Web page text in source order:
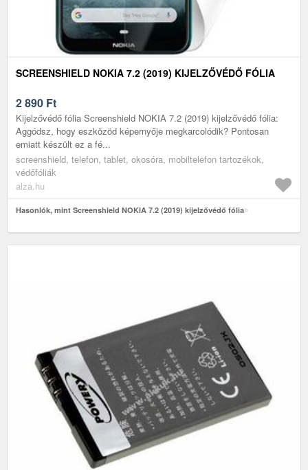
SCREENSHIELD NOKIA 7.2 (2019) KIJELZŐVÉDŐ FÓLIA
2 890 Ft
Kijelzővédő fólia Screenshield NOKIA 7.2 (2019) kijelzővédő fólia:
Aggódsz, hogy eszközöd képernyője megkarcolódik? Pontosan
emiatt készült ez a fé...
screenshield, telefon, tablet, okosóra, mobiltelefon tartozékok,
védőfóliák
alza.hu
Hasonlók, mint Screenshield NOKIA 7.2 (2019) kijelzővédő fólia